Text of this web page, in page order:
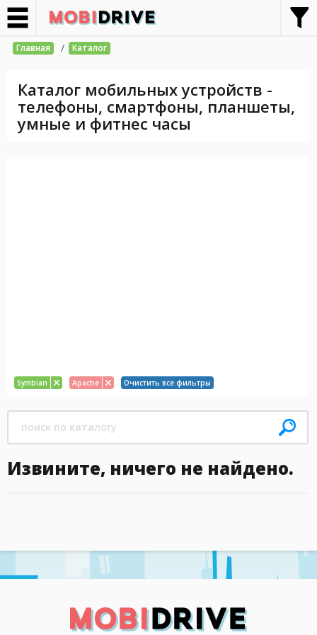
Главная / Каталог
Каталог мобильных устройств -
телефоны, смартфоны, планшеты,
умные и фитнес часы
Symbian Apache Очистить все фильтры
Извините, ничего не найдено.